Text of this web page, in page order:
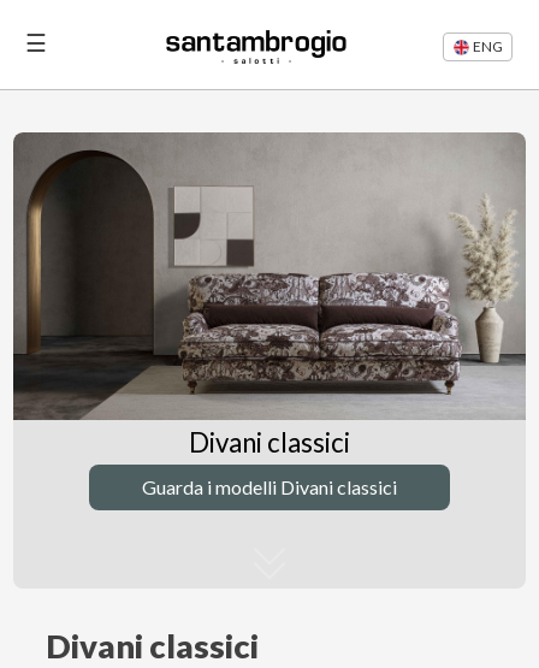
☰
Divani
Rifacimento
Divani
Articoli
Riservata
ENG
Divani classici
Guarda i modelli Divani classici
Divani classici